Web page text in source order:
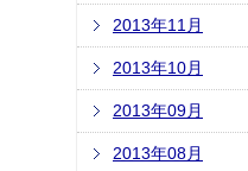
2013年11月
2013年10月
2013年09月
2013年08月